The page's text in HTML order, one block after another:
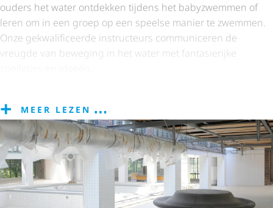
ouders het water ontdekken tijdens het babyzwemmen of
leren om in een groep op een speelse manier te zwemmen.
Onze gekwa­li­fi­ceerde instructeurs communiceren de
vreugde van beweging in het water met fantasierijke
MEER LEZEN